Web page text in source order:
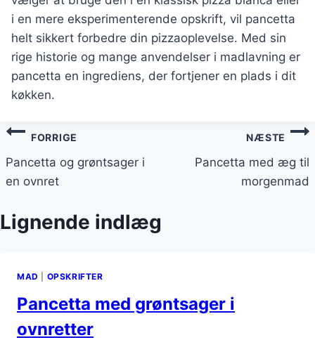
i en mere eksperimenterende opskrift, vil pancetta
helt sikkert forbedre din pizzaoplevelse. Med sin
rige historie og mange anvendelser i madlavning er
pancetta en ingrediens, der fortjener en plads i dit
køkken.
Indlægsnavigation
FORRIGE
Pancetta og grøntsager i
en ovnret
NÆSTE
Pancetta med æg til
morgenmad
Lignende indlæg
MAD OPSKRIFTER
Pancetta med grøntsager i
ovnretter